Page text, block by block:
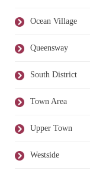
Ocean Village
Queensway
South District
Town Area
Upper Town
Westside